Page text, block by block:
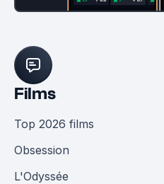
Films
Top 2026 films
Obsession
L'Odyssée